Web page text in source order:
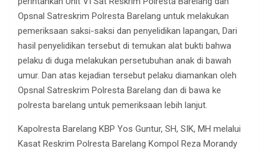
Opsnal Satreskrim Polresta Barelang untuk melakukan
pemeriksaan saksi-saksi dan penyelidikan lapangan, Dari
hasil penyelidikan tersebut di temukan alat bukti bahwa
pelaku di duga melakukan persetubuhan anak di bawah
umur. Dan atas kejadian tersebut pelaku diamankan oleh
Opsnal Satreskrim Polresta Barelang dan di bawa ke
polresta barelang untuk pemeriksaan lebih lanjut.
Kapolresta Barelang KBP Yos Guntur, SH, SIK, MH melalui
Kasat Reskrim Polresta Barelang Kompol Reza Morandy